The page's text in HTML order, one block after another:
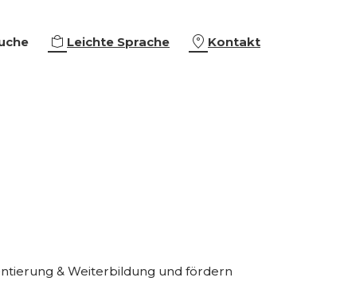
Leichte Sprache Kontakt
& Weiterbildung und fördern